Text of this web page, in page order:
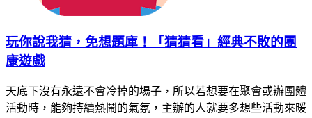
玩你說我猜，免想題庫！「猜猜看」經典不敗的團
康遊戲
天底下沒有永遠不會冷掉的場子，所以若想要在聚會或辦團體
活動時，能夠持續熱鬧的氣氛，主辦的人就要多想些活動來暖